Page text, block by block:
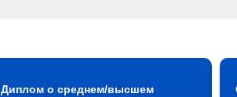
Диплом о среднем/высшем